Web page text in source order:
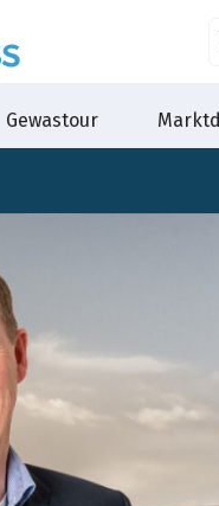
Gewastour